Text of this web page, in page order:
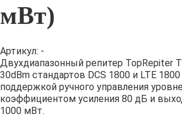
мВт)
Артикул: -
Двухдиапазонный репитер TopRepiter
30dBm стандартов DCS 1800 и LTE
поддержкой ручного управления
коэффициентом усиления 80 дБ и
1000 мВт.